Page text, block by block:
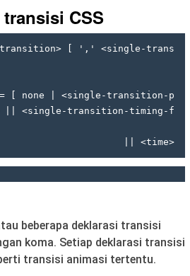
transisi CSS
[ ',' <single-trans
[ none | <single-transition-p
|| <single-transition-timing-f
                                          || <time>
beberapa deklarasi transisi
koma. Setiap deklarasi transisi
transisi animasi tertentu.